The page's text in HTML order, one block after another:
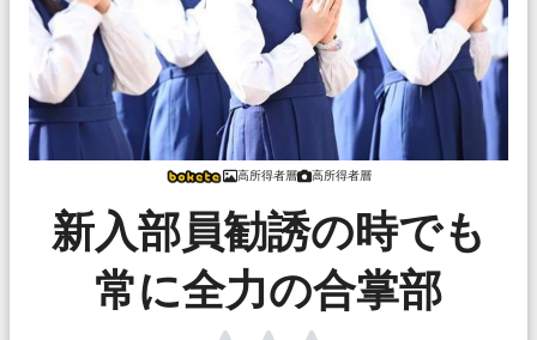
高所得者層 高所得者層
新入部員勧誘の時でも
常に全力の合掌部